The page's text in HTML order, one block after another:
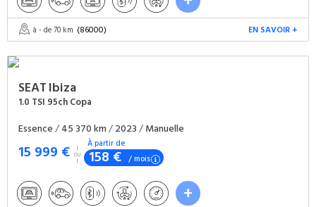
à - de 70 km (86000) EN SAVOIR +
SEATIbiza
1.0 TSI 95ch Copa
Essence/45 370 km/2023/Manuelle
15 999 € À partir de
158 € / mois